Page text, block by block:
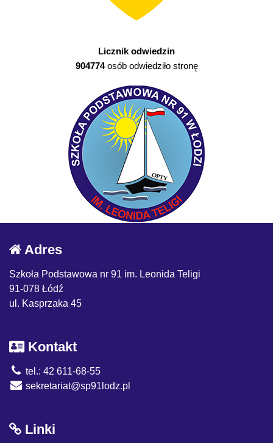
Licznik odwiedzin
904774osób odwiedziło stronę
Adres
Szkoła Podstawowa nr 91 im. Leonida Teligi
91-078 Łódź
ul. Kasprzaka 45
Kontakt
tel.: 42 611-68-55
sekretariat@sp91lodz.pl
Linki